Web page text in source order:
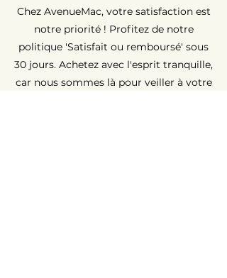
Chez AvenueMac, votre satisfaction est
notre priorité ! Profitez de notre
politique 'Satisfait ou remboursé' sous
30 jours. Achetez avec l'esprit tranquille,
car nous sommes là pour veiller à votre